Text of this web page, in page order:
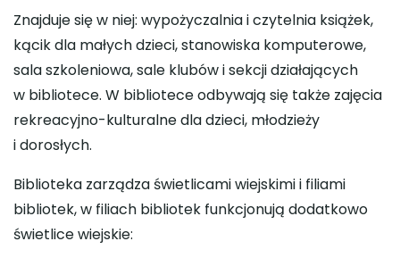
Znajduje się w niej: wypożyczalnia i czytelnia książek,
kącik dla małych dzieci, stanowiska komputerowe,
sala szkoleniowa, sale klubów i sekcji działających
w bibliotece. W bibliotece odbywają się także zajęcia
rekreacyjno-kulturalne dla dzieci, młodzieży
i dorosłych.
Biblioteka zarządza świetlicami wiejskimi i filiami
bibliotek, w filiach bibliotek funkcjonują dodatkowo
świetlice wiejskie: